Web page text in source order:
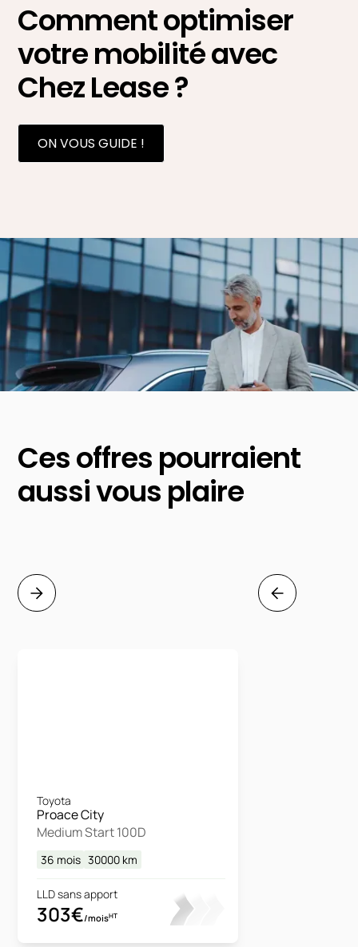
Comment optimiser
votre mobilité avec
Chez Lease ?
ON VOUS GUIDE !
Ces offres pourraient
aussi vous plaire
Toyota
Proace City
Medium Start 100D
36 mois 30000 km
LLD sans apport
303€/moisHT